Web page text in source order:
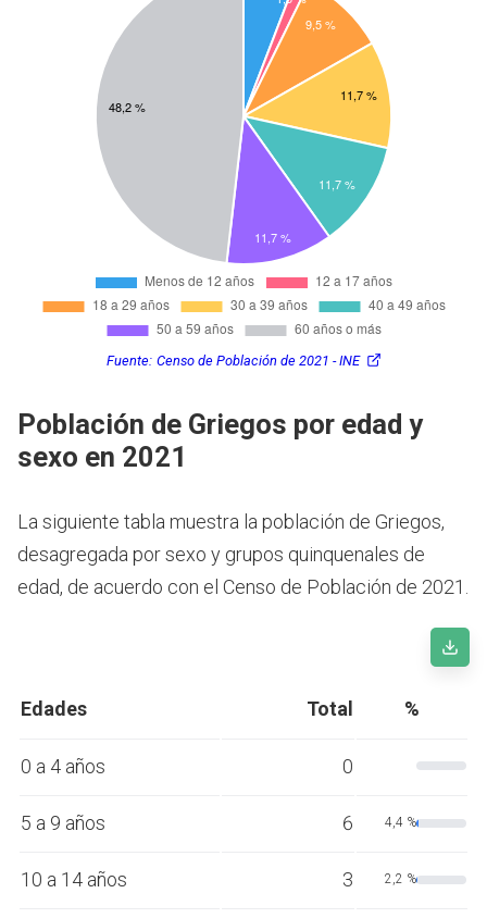
Fuente: Censo de Población de 2021 - INE
Población de Griegos por edad y
sexo en 2021
La siguiente tabla muestra la población de Griegos,
desagregada por sexo y grupos quinquenales de
edad, de acuerdo con el Censo de Población de 2021.
Edades Total %
0 a 4 años 0
5 a 9 años 6 4,4 %
10 a 14 años 3 2,2 %